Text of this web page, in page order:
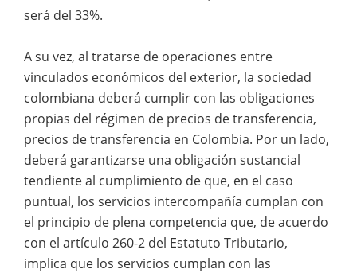
será del 33%.
A su vez, al tratarse de operaciones entre
vinculados económicos del exterior, la sociedad
colombiana deberá cumplir con las obligaciones
propias del régimen de precios de transferencia,
precios de transferencia en Colombia. Por un lado,
deberá garantizarse una obligación sustancial
tendiente al cumplimiento de que, en el caso
puntual, los servicios intercompañía cumplan con
el principio de plena competencia que, de acuerdo
con el artículo 260-2 del Estatuto Tributario,
implica que los servicios cumplan con las